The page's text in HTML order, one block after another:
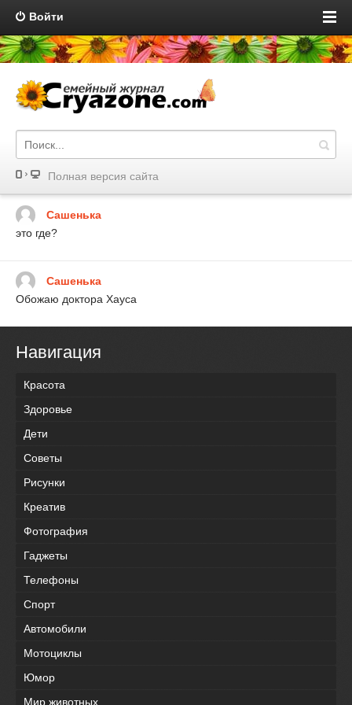
Войти
Полная версия сайта
Сашенька
это где?
Сашенька
Обожаю доктора Хауса
Навигация
Красота
Здоровье
Дети
Советы
Рисунки
Креатив
Фотография
Гаджеты
Телефоны
Спорт
Автомобили
Мотоциклы
Юмор
Мир животных